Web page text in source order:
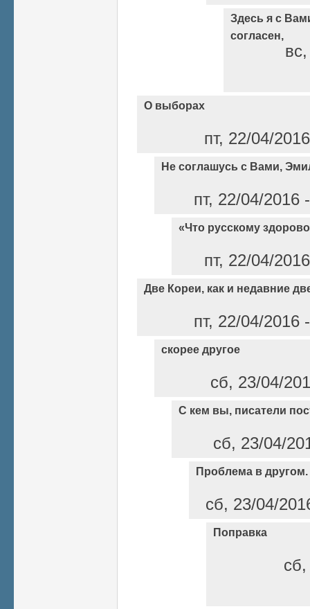
Здесь я с
согласен,
О выборах
пт, 22/04/
Не соглашусь с Вами,
пт, 22/04/
«Что русскому
пт, 22/04/
Две Кореи, как и недавние
пт, 22/04/
скорее другое
сб, 23/04/
С кем вы, писатели
сб, 23/04/
Проблема в другом.
сб, 23/04/
Поправка